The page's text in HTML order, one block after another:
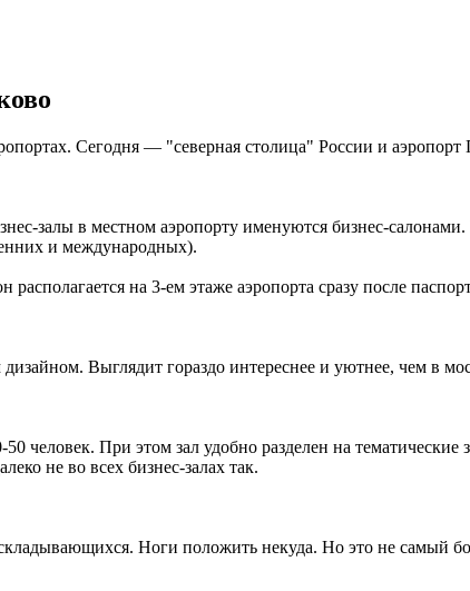
Сегодня — "северная столица" России и аэропорт
залы в местном аэропорту именуются бизнес-
и международных).
на 3-ем этаже аэропорта сразу после
Выглядит гораздо интереснее и уютнее, чем в
человек. При этом зал удобно разделен на
не во всех бизнес-залах так.
Ноги положить некуда. Но это не самый